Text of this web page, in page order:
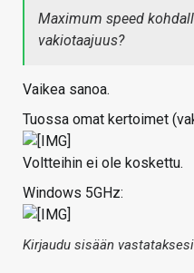
Maximum speed
vakiotaajuus?
Vaikea sanoa.
Tuossa omat kertoimet
Voltteihin ei ole koskettu.
Windows 5GHz:
Kirjaudu sisään vastataksesi